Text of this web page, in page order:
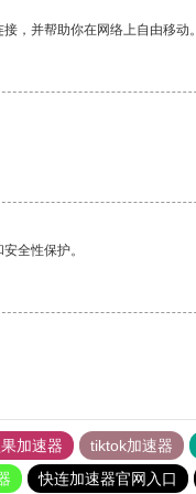
，并帮助你在网络上自由移动。
全性保护。
加速器 tiktok加速器
快连加速器官网入口